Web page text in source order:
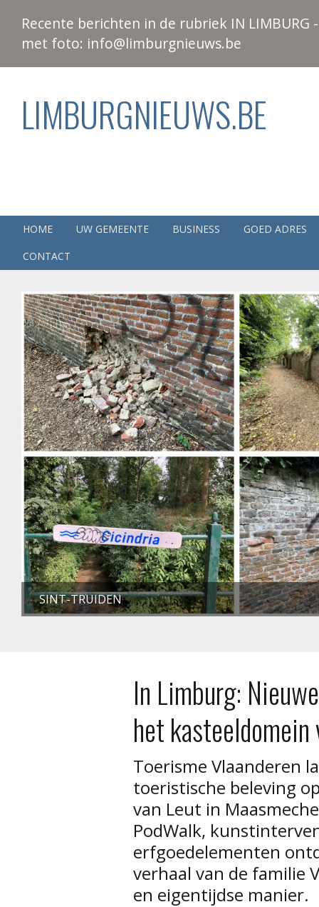
Recente berichten in de rubriek IN
met foto: info@limburgnieuws.be
LIMBURGNIEUWS.BE
HOME UW GEMEENTE BUSINESS
GOED ADRES
CONTACT
SINT-TRUIDEN
In Limburg:
het
Toerisme Vlaanderen
toeristische beleving
van Leut in
PodWalk,
erfgoedelementen
verhaal van de familie
en eigentijdse manier.